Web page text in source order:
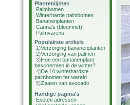
Plantenlijsten
Palmbomen
Winterharde palmbomen
Bananenplanten
Canna's (bloemriet)
Palmvarens
Populairste artikels
1)Verzorging bananenplanten
2)Verzorging van palmen
3)Hoe een bananenplant
beschermen in de winter?
4)De 10 winterhardste
palmbomen ter wereld
5)Zaaien van avocado
Handige pagina's
Exoten adressen